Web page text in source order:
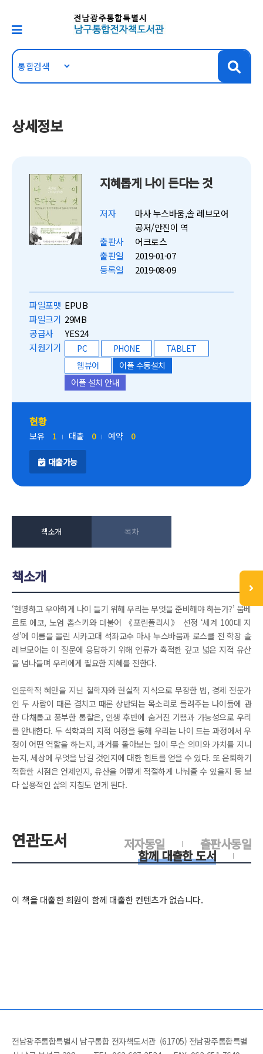
상세정보
지혜롭게 나이 든다는 것
저자
마사 누스바움,솔 레브모어
공저/안진이 역
출판사
어크로스
출판일
2019-01-07
등록일
2019-08-09
파일포맷 EPUB
파일크기 29MB
공급사
YES24
지원기기
PC PHONE
TABLET
웹뷰어
어플 수동설치
어플 설치 안내
현황
보유 1 대출 0 예약 0
대출가능
책소개 목차
책소개
‘현명하고 우아하게 나이 들기 위해 우리는 무엇을 준비해야 하는가?’ 움베
르토 에코, 노엄 촘스키와 더불어 《포린폴리시》 선정 ‘세계 100대 지
성’에 이름을 올린 시카고대 석좌교수 마사 누스바움과 로스쿨 전 학장 솔
레브모어는 이 질문에 응답하기 위해 인류가 축적한 깊고 넓은 지적 유산
을 넘나들며 우리에게 필요한 지혜를 전한다.
인문학적 혜안을 지닌 철학자와 현실적 지식으로 무장한 법, 경제 전문가
인 두 사람이 때론 겹치고 때론 상반되는 목소리로 들려주는 나이듦에 관
한 다채롭고 풍부한 통찰은, 인생 후반에 숨겨진 기쁨과 가능성으로 우리
를 안내한다. 두 석학과의 지적 여정을 통해 우리는 나이 드는 과정에서 우
정이 어떤 역할을 하는지, 과거를 돌아보는 일이 무슨 의미와 가치를 지니
는지, 세상에 무엇을 남길 것인지에 대한 힌트를 얻을 수 있다. 또 은퇴하기
적합한 시점은 언제인지, 유산을 어떻게 적절하게 나눠줄 수 있을지 등 보
다 실용적인 삶의 지침도 얻게 된다.
연관도서 출판사동일
저자동일
함께 대출한 도서
이 책을 대출한 회원이 함께 대출한 컨텐츠가 없습니다.
전남광주통합특별시 남구통합 전자책도서관 (61705) 전남광주통합특별